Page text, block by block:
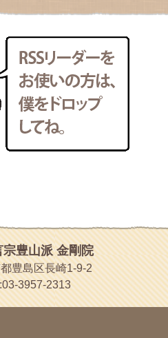
、やさしく気持ちよい鍼灸治療で
だよ
わいいよ
宗豊山派 金剛院
豊島区長崎1-9-2
3957-2313